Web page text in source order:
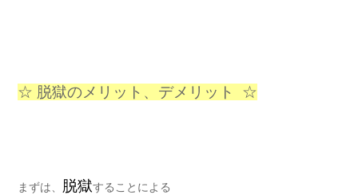
☆ 脱獄のメリット、デメリット ☆
まずは、 脱獄することによる